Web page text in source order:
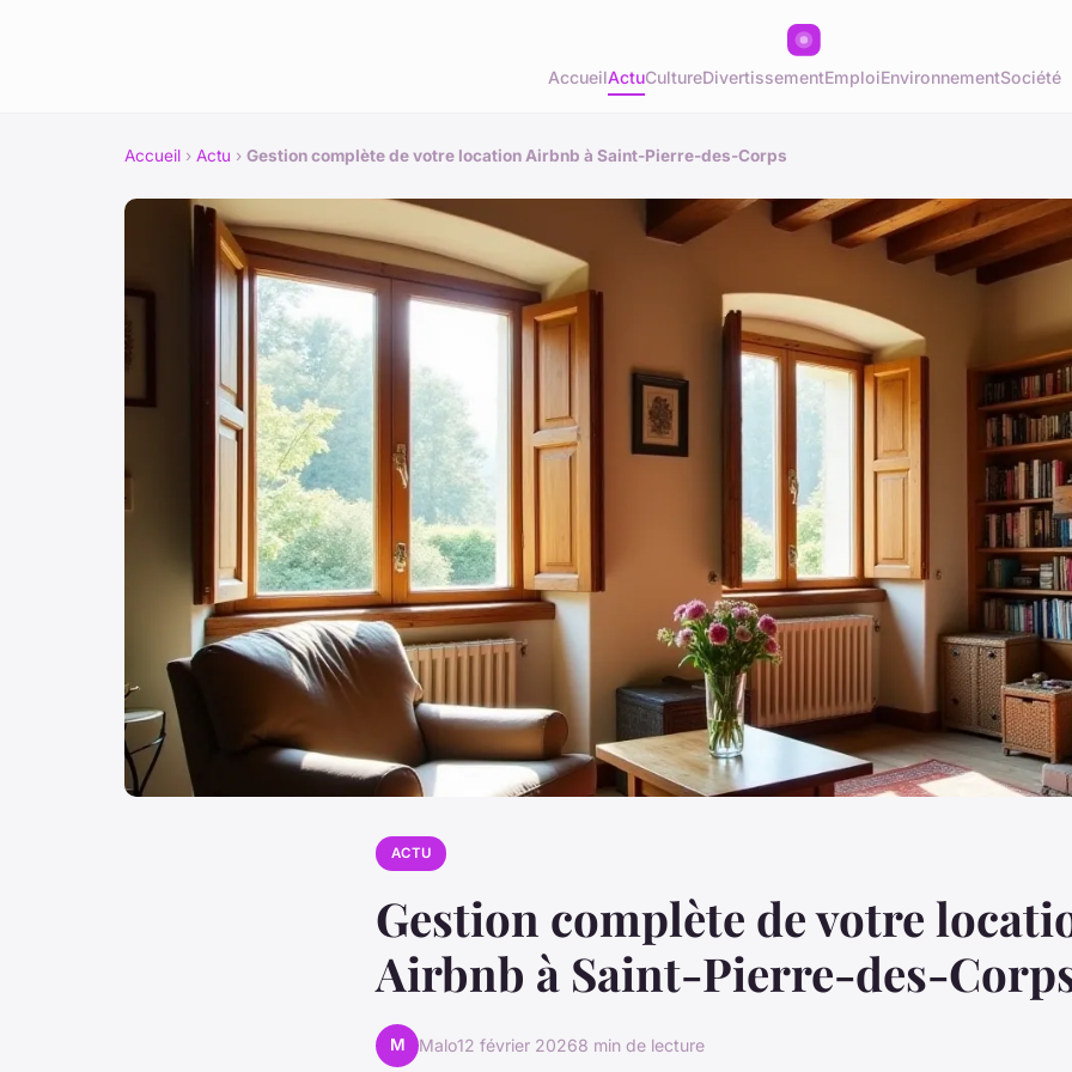
AccueilActuCultureDivertissementEmploiEnvironnementSociété
Accueil › Actu › Gestion complète de votre location Airbnb à Saint-Pierre-des-Corps
ACTU
Gestion complète de votre
Airbnb à Saint-Pierre-des-
M Malo12 février 20268 min de lecture